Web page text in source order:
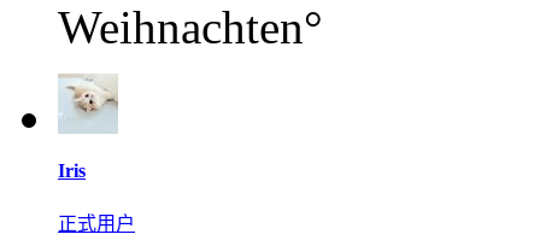
Weihnachten°
Iris
正式用户